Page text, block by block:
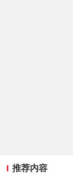
推荐内容